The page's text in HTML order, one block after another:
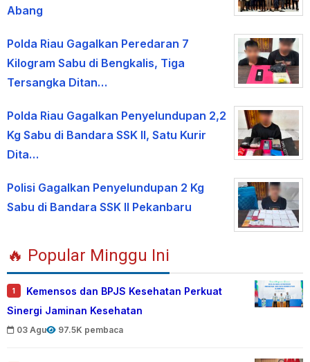
Abang
Polda Riau Gagalkan Peredaran 7
Kilogram Sabu di Bengkalis, Tiga
Tersangka Ditan…
Polda Riau Gagalkan Penyelundupan 2,2
Kg Sabu di Bandara SSK II, Satu Kurir
Dita…
Polisi Gagalkan Penyelundupan 2 Kg
Sabu di Bandara SSK II Pekanbaru
🔥 Popular Minggu Ini
1
Kemensos dan BPJS Kesehatan Perkuat
Sinergi Jaminan Kesehatan
03 Agu 97.5K pembaca